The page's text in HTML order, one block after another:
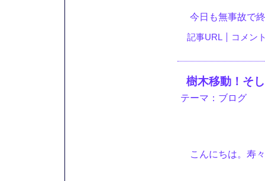
今日も無事故で
記事URL コメン
樹木移動！そ
テーマ： ブログ
こんにちは。寿